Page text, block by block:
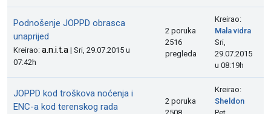
Podnošenje JOPPD obrasca
unaprijed
Kreirao: a.n.i.t.a | Sri, 29.07.2015 u
07:42h
2 poruka
2516
pregleda
Kreirao:
Mala vidra
Sri,
29.07.2015
u 08:19h
JOPPD kod troškova noćenja i
ENC-a kod terenskog rada
2 poruka
Kreirao:
Sheldon